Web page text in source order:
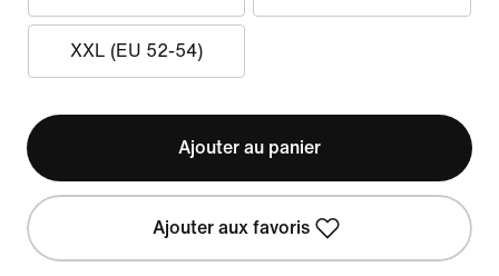
XXL (EU 52-54)
Ajouter au panier
Ajouter aux favoris